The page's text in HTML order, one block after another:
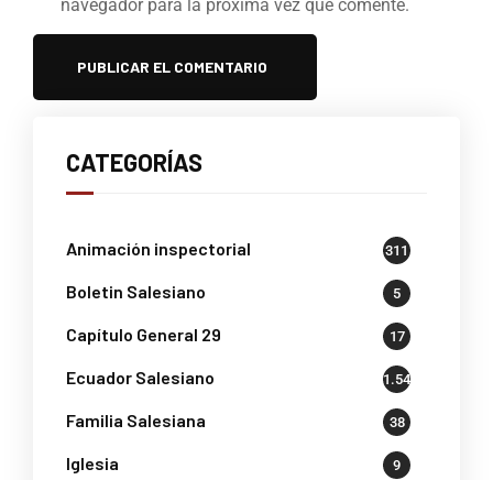
navegador para la próxima vez que comente.
CATEGORÍAS
Animación inspectorial 311
Boletin Salesiano 5
Capítulo General 29 17
Ecuador Salesiano 1.541
Familia Salesiana 38
Iglesia 9